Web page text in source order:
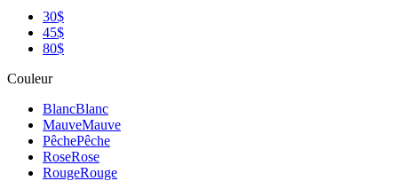
30$
45$
80$
Couleur
BlancBlanc
MauveMauve
PêchePêche
RoseRose
RougeRouge